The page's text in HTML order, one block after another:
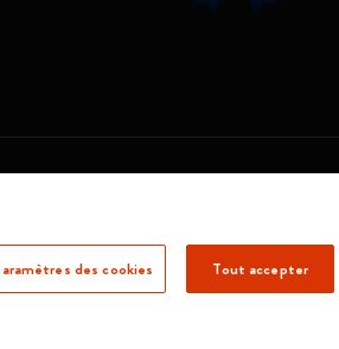
des cookies Tout accepter